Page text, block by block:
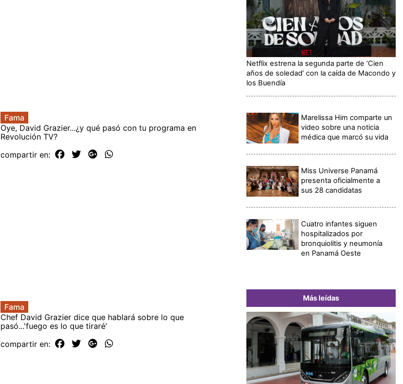
Fama
Oye, David Grazier...¿y qué pasó con tu programa en
Revolución TV?
compartir en:
Fama
Chef David Grazier dice que hablará sobre lo que
pasó...'fuego es lo que tiraré'
compartir en:
Netflix estrena la segunda parte de ‘Cien
años de soledad’ con la caída de Macondo y
los Buendía
Marelissa Him comparte un
video sobre una noticia
médica que marcó su vida
Miss Universe Panamá
presenta oficialmente a
sus 28 candidatas
Cuatro infantes siguen
hospitalizados por
bronquiolitis y neumonía
en Panamá Oeste
Más leídas